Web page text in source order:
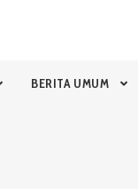
BERITA UMUM